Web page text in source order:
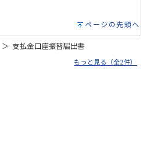
ページの先頭へ
＞ 支払金口座振替届出書
もっと見る（全2件）